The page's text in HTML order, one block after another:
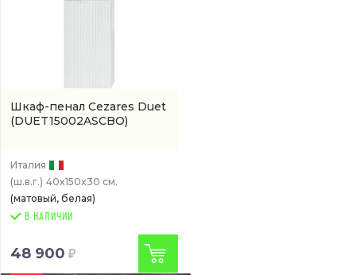
Шкаф-пенал Cezares Duet
(DUET15002ASCBO)
Италия
(ш.в.г.) 40x150x30 см.
(матовый, белая)
В НАЛИЧИИ
48 900